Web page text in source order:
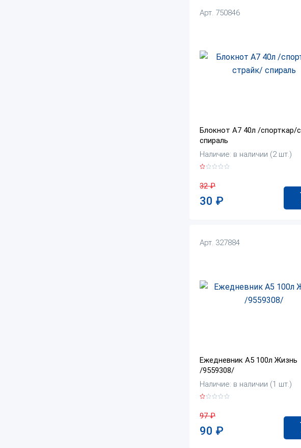
Арт. 750846
Блокнот А7 40л /спорткар/
спираль
Наличие: в наличии (2 шт.)
32₽
30 ₽
Арт. 327884
Ежедневник А5 100л Жизнь
/9559308/
Наличие: в наличии (1 шт.)
97₽
90 ₽